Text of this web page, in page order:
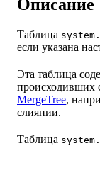
Описание
Таблица
если указана
Эта таблица
происходивших
MergeTree,
слиянии.
Таблица